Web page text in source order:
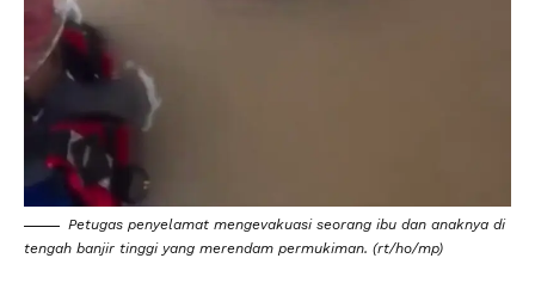
Petugas penyelamat mengevakuasi seorang ibu dan anaknya di
tengah banjir tinggi yang merendam permukiman. (rt/ho/mp)